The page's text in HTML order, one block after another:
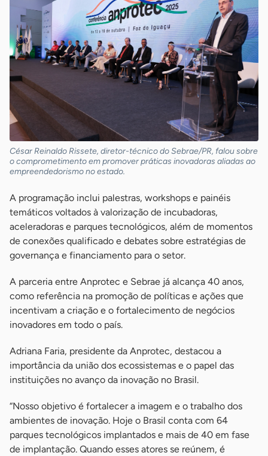
César Reinaldo Rissete, diretor-técnico do Sebrae/PR, falou sobre
o comprometimento em promover práticas inovadoras aliadas ao
empreendedorismo no estado.
A programação inclui palestras, workshops e painéis
temáticos voltados à valorização de incubadoras,
aceleradoras e parques tecnológicos, além de momentos
de conexões qualificado e debates sobre estratégias de
governança e financiamento para o setor.
A parceria entre Anprotec e Sebrae já alcança 40 anos,
como referência na promoção de políticas e ações que
incentivam a criação e o fortalecimento de negócios
inovadores em todo o país.
Adriana Faria, presidente da Anprotec, destacou a
importância da união dos ecossistemas e o papel das
instituições no avanço da inovação no Brasil.
“Nosso objetivo é fortalecer a imagem e o trabalho dos
ambientes de inovação. Hoje o Brasil conta com 64
parques tecnológicos implantados e mais de 40 em fase
de implantação. Quando esses atores se reúnem, é